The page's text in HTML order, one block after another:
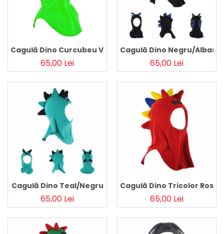
Pălării de Soare
Cagulă Dino Curcubeu Verde
65,00 Lei
Cagulă Dino Negru/
65,00 Lei
Cagulă Dino Teal/Negru
65,00 Lei
Cagulă Dino Tricolor Rosu
65,00 Lei